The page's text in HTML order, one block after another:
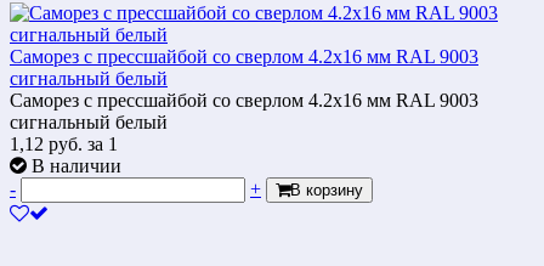
Саморез с прессшайбой со сверлом 4.2x16 мм RAL 9003
сигнальный белый
Саморез с прессшайбой со сверлом 4.2x16 мм RAL 9003
сигнальный белый
1,12 руб. за 1
В наличии
-
+ В корзину